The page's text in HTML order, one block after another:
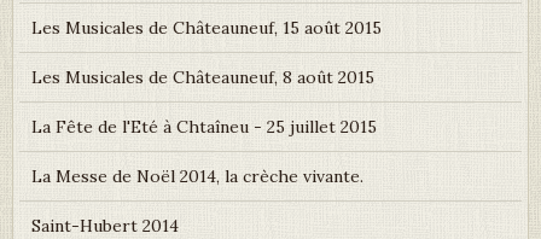
Les Musicales de Châteauneuf, 15 août 2015
Les Musicales de Châteauneuf, 8 août 2015
La Fête de l'Eté à Chtaîneu - 25 juillet 2015
La Messe de Noël 2014, la crèche vivante.
Saint-Hubert 2014